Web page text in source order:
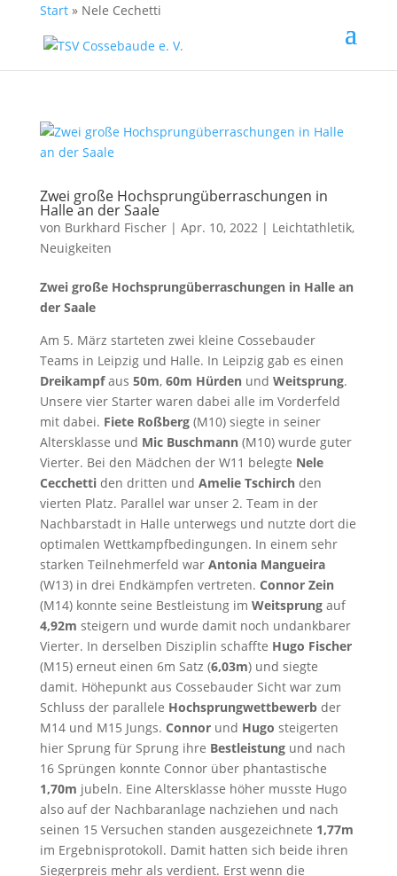
Start» Nele Cechetti
Zwei große Hochsprungüberraschungen in
Halle an der Saale
von Burkhard Fischer| Apr. 10, 2022 | Leichtathletik,
Neuigkeiten
Zwei große Hochsprungüberraschungen in Halle an
der Saale
Am 5. März starteten zwei kleine Cossebauder
Teams in Leipzig und Halle. In Leipzig gab es einen
Dreikampfaus 50m, 60m Hürdenund Weitsprung.
Unsere vier Starter waren dabei alle im Vorderfeld
mit dabei. Fiete Roßberg(M10) siegte in seiner
Altersklasse und Mic Buschmann(M10) wurde guter
Vierter. Bei den Mädchen der W11 belegte Nele
Cecchettiden dritten und Amelie Tschirchden
vierten Platz. Parallel war unser 2. Team in der
Nachbarstadt in Halle unterwegs und nutzte dort die
optimalen Wettkampfbedingungen. In einem sehr
starken Teilnehmerfeld war Antonia Mangueira
(W13) in drei Endkämpfen vertreten. Connor Zein
(M14) konnte seine Bestleistung im Weitsprungauf
4,92m steigern und wurde damit noch undankbarer
Vierter. In derselben Disziplin schaffte Hugo Fischer
(M15) erneut einen 6m Satz (6,03m) und siegte
damit. Höhepunkt aus Cossebauder Sicht war zum
Schluss der parallele Hochsprungwettbewerbder
M14 und M15 Jungs. Connorund Hugo steigerten
hier Sprung für Sprung ihre Bestleistungund nach
16 Sprüngen konnte Connor über phantastische
1,70m jubeln. Eine Altersklasse höher musste Hugo
also auf der Nachbaranlage nachziehen und nach
seinen 15 Versuchen standen ausgezeichnete 1,77m
im Ergebnisprotokoll. Damit hatten sich beide ihren
Siegerpreis mehr als verdient. Erst wenn die